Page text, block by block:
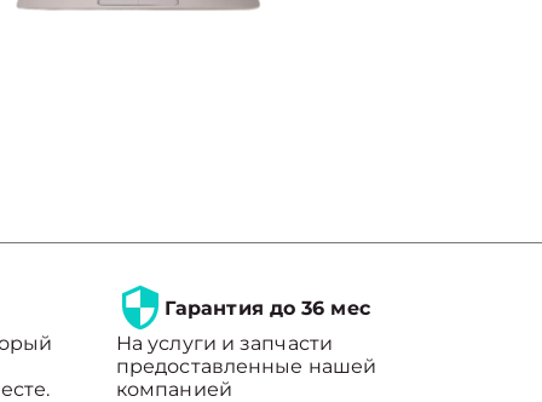
Гарантия до 36 мес
На услуги и запчасти
предоставленные нашей
компанией